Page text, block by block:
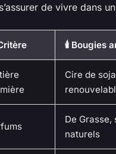
de vivre dans
🕯️ Bougies
Cire de
De
naturels